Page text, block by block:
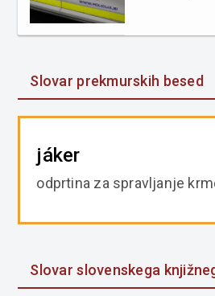
Slovar prekmurskih besed
jáker
odprtina za spravljanje
Slovar slovenskega